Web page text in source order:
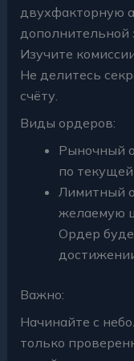
двухфакторную
дополнительной
Изучите
Не делитесь
счёту.
Виды ордеров:
Рыночный
по
Лимитный
желаемую
Ордер
Важно:
Начинайте с
только